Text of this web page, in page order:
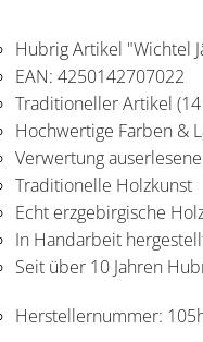
Hubrig Artikel "Wichtel
EAN: 4250142707022
Traditioneller Artikel
Hochwertige Farben &
Verwertung
Traditionelle Holzkunst
Echt erzgebirgische
In Handarbeit
Seit über 10 Jahren
Herstellernummer: